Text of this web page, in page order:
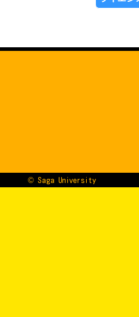
© Saga University